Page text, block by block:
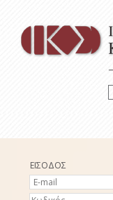
ΕΙΣΟΔΟΣ